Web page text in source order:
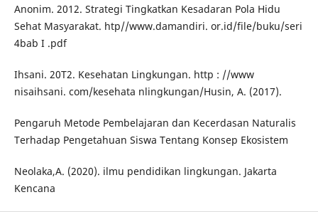
Anonim. 2012. Strategi Tingkatkan Kesadaran Pola Hidu
Sehat Masyarakat. htp//www.damandiri. or.id/file/buku/seri
4bab I .pdf
Ihsani. 20T2. Kesehatan Lingkungan. http : //www
nisaihsani. com/kesehata nlingkungan/Husin, A. (2017).
Pengaruh Metode Pembelajaran dan Kecerdasan Naturalis
Terhadap Pengetahuan Siswa Tentang Konsep Ekosistem
Neolaka,A. (2020). ilmu pendidikan lingkungan. Jakarta
Kencana